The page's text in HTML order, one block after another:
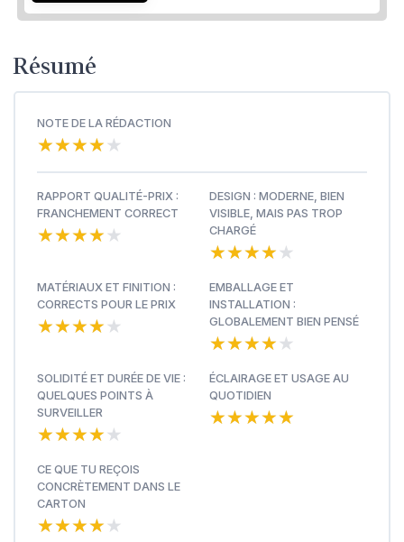
Résumé
NOTE DE LA RÉDACTION
★★★★★
★★★★★
RAPPORT QUALITÉ-PRIX :
FRANCHEMENT CORRECT
★★★★★
★★★★★
DESIGN : MODERNE, BIEN
VISIBLE, MAIS PAS TROP
CHARGÉ
★★★★★
★★★★★
MATÉRIAUX ET FINITION :
CORRECTS POUR LE PRIX
★★★★★
★★★★★
EMBALLAGE ET
INSTALLATION :
GLOBALEMENT BIEN PENSÉ
★★★★★
★★★★★
SOLIDITÉ ET DURÉE DE VIE :
QUELQUES POINTS À
SURVEILLER
★★★★★
★★★★★
ÉCLAIRAGE ET USAGE AU
QUOTIDIEN
★★★★★
★★★★★
CE QUE TU REÇOIS
CONCRÈTEMENT DANS LE
CARTON
★★★★★
★★★★★